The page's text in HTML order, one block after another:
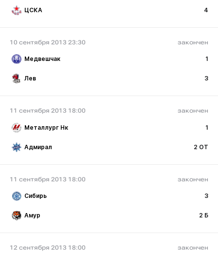
ЦСКА 4
10 сентября 2013 23:30 закончен
Медвешчак 1
Лев 3
11 сентября 2013 18:00 закончен
Металлург Нк 1
Адмирал 2 ОТ
11 сентября 2013 18:00 закончен
Сибирь 3
Амур 2 Б
12 сентября 2013 18:00 закончен